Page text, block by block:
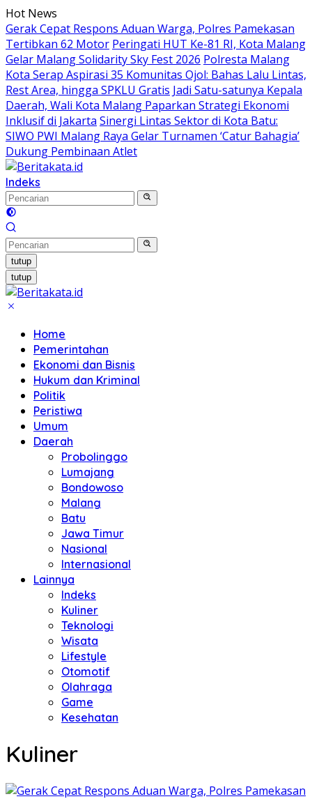
Langsung
ke
konten
Hot News
Gerak Cepat Respons Aduan Warga, Polres Pamekasan
Tertibkan 62 Motor Peringati HUT Ke-81 RI, Kota Malang
Gelar Malang Solidarity Sky Fest 2026 Polresta Malang
Kota Serap Aspirasi 35 Komunitas Ojol: Bahas Lalu Lintas,
Rest Area, hingga SPKLU Gratis Jadi Satu-satunya Kepala
Daerah, Wali Kota Malang Paparkan Strategi Ekonomi
Inklusif di Jakarta Sinergi Lintas Sektor di Kota Batu:
SIWO PWI Malang Raya Gelar Turnamen ‘Catur Bahagia’
Dukung Pembinaan Atlet
Indeks
tutup
tutup
Home
Pemerintahan
Ekonomi dan Bisnis
Hukum dan Kriminal
Politik
Peristiwa
Umum
Daerah
Probolinggo
Lumajang
Bondowoso
Malang
Batu
Jawa Timur
Nasional
Internasional
Lainnya
Indeks
Kuliner
Teknologi
Wisata
Lifestyle
Otomotif
Olahraga
Game
Kesehatan
Kuliner